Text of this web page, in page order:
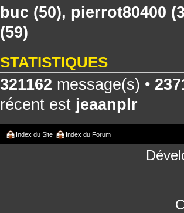
buc (50), pierrot80400
(59)
STATISTIQUES
321162 message(s) •
récent est jeaanplr
Index du Site Index du Forum